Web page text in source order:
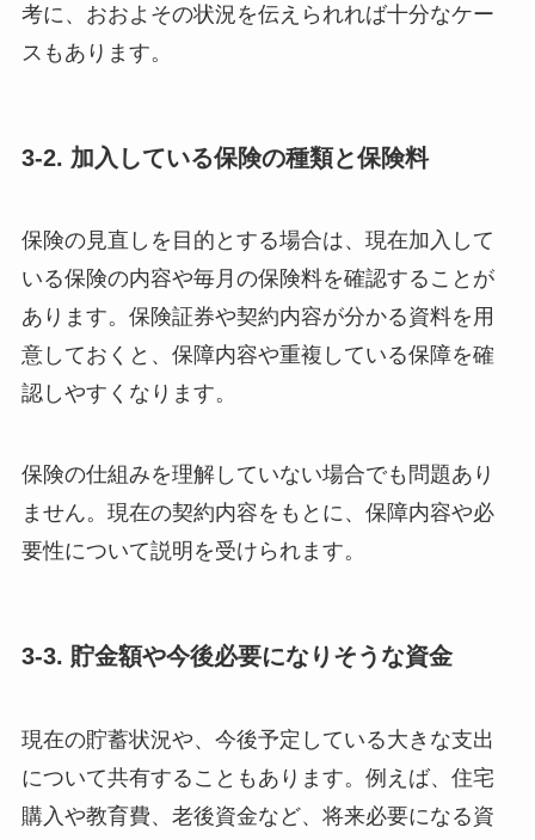
考に、おおよその状況を伝えられれば十分なケー
スもあります。
3-2. 加入している保険の種類と保険料
保険の見直しを目的とする場合は、現在加入して
いる保険の内容や毎月の保険料を確認することが
あります。保険証券や契約内容が分かる資料を用
意しておくと、保障内容や重複している保障を確
認しやすくなります。
保険の仕組みを理解していない場合でも問題あり
ません。現在の契約内容をもとに、保障内容や必
要性について説明を受けられます。
3-3. 貯金額や今後必要になりそうな資金
現在の貯蓄状況や、今後予定している大きな支出
について共有することもあります。例えば、住宅
購入や教育費、老後資金など、将来必要になる資